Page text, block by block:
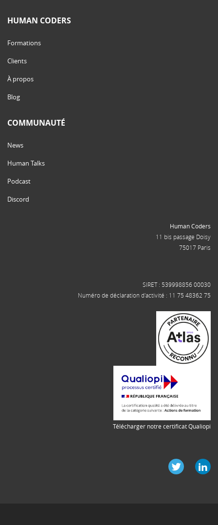
HUMAN CODERS
Formations
Clients
À propos
Blog
COMMUNAUTÉ
News
Human Talks
Podcast
Discord
Human Coders
11 bis passage Doisy
75017 Paris
SIRET : 539998856 00030
Numéro de déclaration d'activité : 11 75 48362 75
Télécharger notre certificat Qualiopi